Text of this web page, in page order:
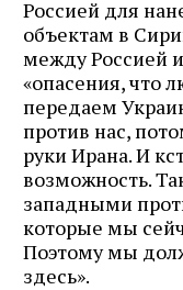
Россией для
объектам в
между Россией
«опасения, что
передаем
против нас,
руки Ирана. И
возможность.
западными
которые мы
Поэтому мы
здесь».